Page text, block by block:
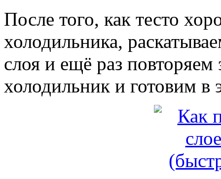
После того, как тесто
холодильника,
слоя и ещё раз
холодильник и готовим в